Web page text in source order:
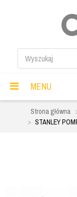
MENU
Strona główna
STANLEY